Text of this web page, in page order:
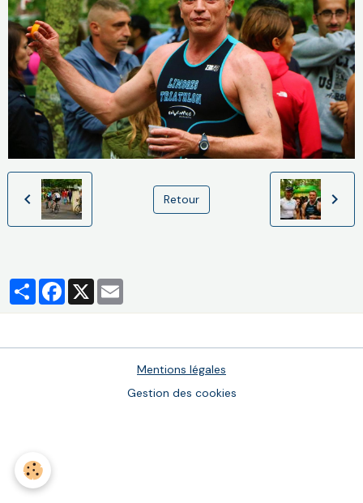
Retour
PartagerFacebook
X
Mentions légales
Gestion des cookies